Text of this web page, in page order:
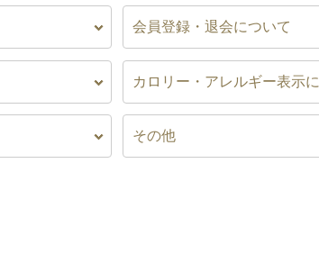
会員登録・退会について
カロリー・アレルギー表示
その他